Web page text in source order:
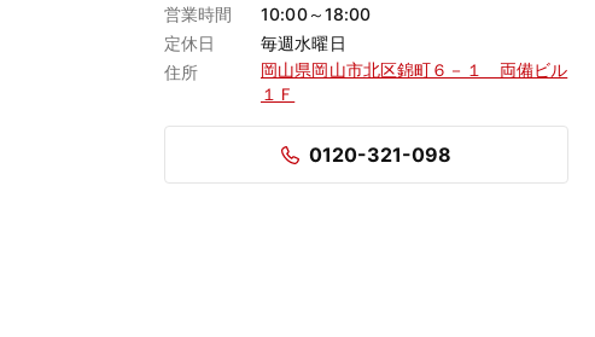
営業時間
10:00～18:00
定休日
毎週水曜日
住所
岡山県岡山市北区錦町６－１ 両備ビル
１Ｆ
0120-321-098